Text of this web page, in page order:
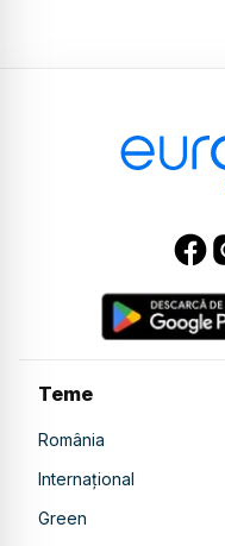
Teme
România
Internațional
Green